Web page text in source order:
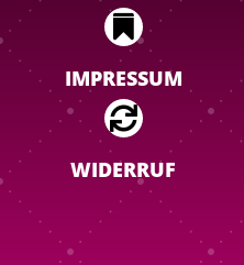

IMPRESSUM

WIDERRUF